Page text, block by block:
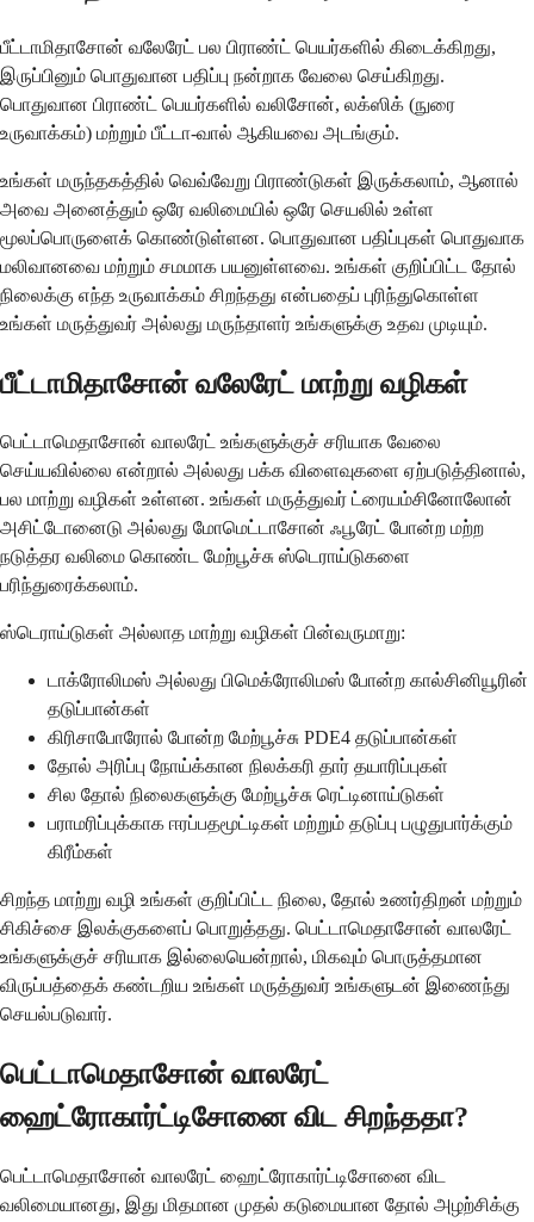
பீட்டாமிதாசோன் வலேரேட் பல பிராண்ட் பெயர்களில் கிடைக்கிறது,
இருப்பினும் பொதுவான பதிப்பு நன்றாக வேலை செய்கிறது.
பொதுவான பிராண்ட் பெயர்களில் வலிசோன், லக்ஸிக் (நுரை
உருவாக்கம்) மற்றும் பீட்டா-வால் ஆகியவை அடங்கும்.
உங்கள் மருந்தகத்தில் வெவ்வேறு பிராண்டுகள் இருக்கலாம், ஆனால்
அவை அனைத்தும் ஒரே வலிமையில் ஒரே செயலில் உள்ள
மூலப்பொருளைக் கொண்டுள்ளன. பொதுவான பதிப்புகள் பொதுவாக
மலிவானவை மற்றும் சமமாக பயனுள்ளவை. உங்கள் குறிப்பிட்ட தோல்
நிலைக்கு எந்த உருவாக்கம் சிறந்தது என்பதைப் புரிந்துகொள்ள
உங்கள் மருத்துவர் அல்லது மருந்தாளர் உங்களுக்கு உதவ முடியும்.
பீட்டாமிதாசோன் வலேரேட் மாற்று வழிகள்
பெட்டாமெதாசோன் வாலரேட் உங்களுக்குச் சரியாக வேலை
செய்யவில்லை என்றால் அல்லது பக்க விளைவுகளை ஏற்படுத்தினால்,
பல மாற்று வழிகள் உள்ளன. உங்கள் மருத்துவர் ட்ரையம்சினோலோன்
அசிட்டோனைடு அல்லது மோமெட்டாசோன் ஃபூரேட் போன்ற மற்ற
நடுத்தர வலிமை கொண்ட மேற்பூச்சு ஸ்டெராய்டுகளை
பரிந்துரைக்கலாம்.
ஸ்டெராய்டுகள் அல்லாத மாற்று வழிகள் பின்வருமாறு:
டாக்ரோலிமஸ் அல்லது பிமெக்ரோலிமஸ் போன்ற கால்சினியூரின்
தடுப்பான்கள்
கிரிசாபோரோல் போன்ற மேற்பூச்சு PDE4 தடுப்பான்கள்
தோல் அரிப்பு நோய்க்கான நிலக்கரி தார் தயாரிப்புகள்
சில தோல் நிலைகளுக்கு மேற்பூச்சு ரெட்டினாய்டுகள்
பராமரிப்புக்காக ஈரப்பதமூட்டிகள் மற்றும் தடுப்பு பழுதுபார்க்கும்
கிரீம்கள்
சிறந்த மாற்று வழி உங்கள் குறிப்பிட்ட நிலை, தோல் உணர்திறன் மற்றும்
சிகிச்சை இலக்குகளைப் பொறுத்தது. பெட்டாமெதாசோன் வாலரேட்
உங்களுக்குச் சரியாக இல்லையென்றால், மிகவும் பொருத்தமான
விருப்பத்தைக் கண்டறிய உங்கள் மருத்துவர் உங்களுடன் இணைந்து
செயல்படுவார்.
பெட்டாமெதாசோன் வாலரேட்
ஹைட்ரோகார்ட்டிசோனை விட சிறந்ததா?
பெட்டாமெதாசோன் வாலரேட் ஹைட்ரோகார்ட்டிசோனை விட
வலிமையானது, இது மிதமான முதல் கடுமையான தோல் அழற்சிக்கு